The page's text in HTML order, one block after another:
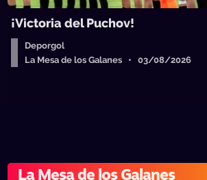
¡Victoria del Puchov!
Deporgol
La Mesa de los Galanes • 03/08/2026
La Mesa de los Galanes